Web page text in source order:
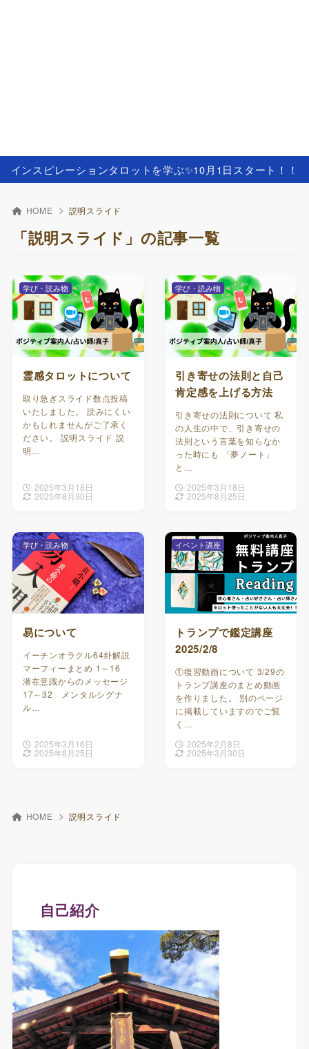
インスピレーションタロットを学ぶ✨️10月1日スタート！！
HOME 説明スライド
「説明スライド」の記事一覧
霊感タロットについて
取り急ぎスライド数点投稿
いたしました。 読みにくい
かもしれませんがご了承く
ださい。 説明スライド 説
明…
2025年3月18日
2025年8月30日
学び・読み物
引き寄せの法則と自己
肯定感を上げる方法
引き寄せの法則について 私
の人生の中で、引き寄せの
法則という言葉を知らなか
った時にも 「夢ノート」
と…
2025年3月18日
2025年8月25日
学び・読み物
易について
イーチンオラクル64卦解説
マーフィーまとめ 1～16
潜在意識からのメッセージ
17～32 メンタルシグナ
ル…
2025年3月16日
2025年8月25日
学び・読み物
トランプで鑑定講座
2025/2/8
①復習動画について 3/29の
トランプ講座のまとめ動画
を作りました。 別のページ
に掲載していますのでご覧
く…
2025年2月8日
2025年3月30日
イベント講座
HOME 説明スライド
自己紹介